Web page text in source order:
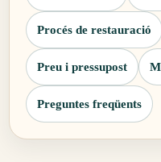
Procés de restauració
Preu i pressupost
Preguntes freqüents